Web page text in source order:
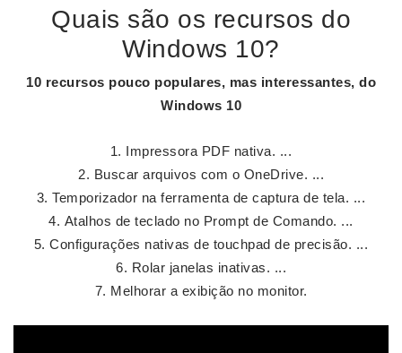
Quais são os recursos do
Windows 10?
10 recursos pouco populares, mas interessantes, do
Windows 10
Impressora PDF nativa. ...
Buscar arquivos com o OneDrive. ...
Temporizador na ferramenta de captura de tela. ...
Atalhos de teclado no Prompt de Comando. ...
Configurações nativas de touchpad de precisão. ...
Rolar janelas inativas. ...
Melhorar a exibição no monitor.